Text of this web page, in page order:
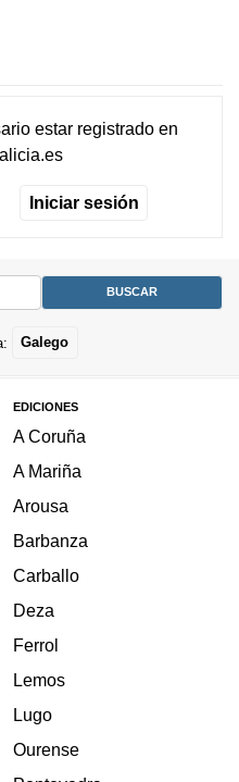
estar registradoen
Iniciar sesión
Galego
EDICIONES
A Coruña
A Mariña
Arousa
Barbanza
Carballo
Deza
Ferrol
Lemos
Lugo
Ourense